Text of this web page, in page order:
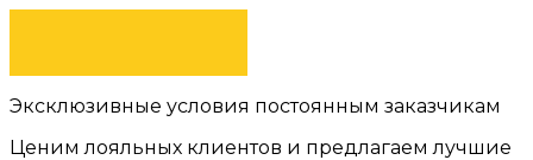
Эксклюзивные условия постоянным заказчикам
Ценим лояльных клиентов и предлагаем лучшие